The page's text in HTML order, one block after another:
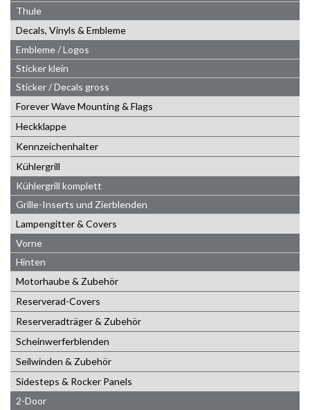
Thule
Decals, Vinyls & Embleme
Embleme / Logos
Sticker klein
Sticker / Decals gross
Forever Wave Mounting & Flags
Heckklappe
Kennzeichenhalter
Kühlergrill
Kühlergrill komplett
Grille-Inserts und Zierblenden
Lampengitter & Covers
Vorne
Hinten
Motorhaube & Zubehör
Reserverad-Covers
Reserveradträger & Zubehör
Scheinwerferblenden
Seilwinden & Zubehör
Sidesteps & Rocker Panels
2-Door